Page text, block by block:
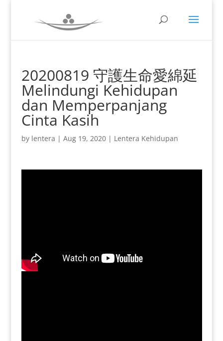
20200819 守護生命愛綿延
Melindungi Kehidupan
dan Memperpanjang
Cinta Kasih
by lentera | Aug 19, 2020| Lentera Kehidupan